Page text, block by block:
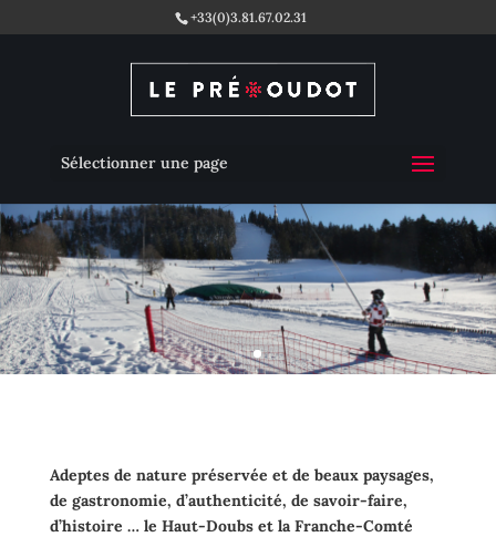
+33(0)3.81.67.02.31
Sélectionner une page
Adeptes de nature préservée et de beaux paysages,
de gastronomie, d’authenticité, de savoir-faire,
d’histoire … le Haut-Doubs et la Franche-Comté